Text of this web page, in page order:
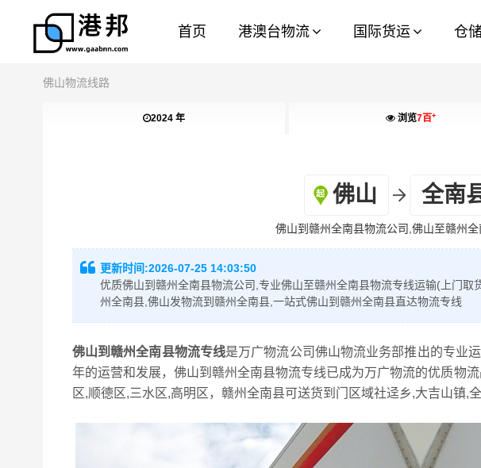
首页 港澳台物流 国际货运 仓
佛山物流线路
2024 年 浏览7百+
佛山 全南
佛山到赣州全南县物流公司,佛山至赣州
更新时间:2026-07-25 14:03:50
优质佛山到赣州全南县物流公司,专业佛山至赣州全南县物流专线运输(上门取
州全南县,佛山发物流到赣州全南县,一站式佛山到赣州全南县直达物流专线
佛山到赣州全南县物流专线是万广物流公司佛山物流业务部推出的专业
年的运营和发展，佛山到赣州全南县物流专线已成为万广物流的优质物
区,顺德区,三水区,高明区，赣州全南县可送货到门区域社迳乡,大吉山镇,